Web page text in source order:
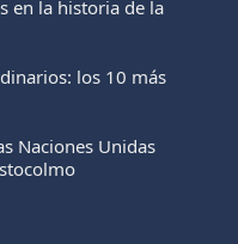
en la historia de la
los 10 más
Naciones Unidas